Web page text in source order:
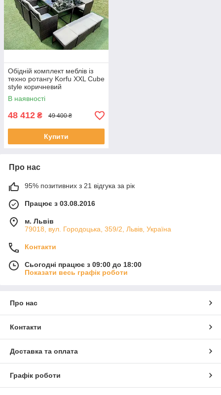
Обідній комплект меблів із
техно ротангу Korfu XXL Cube
style коричневий
В наявності
48 412 ₴ 49 400 ₴
Купити
Про нас
95% позитивних з 21 відгука за рік
Працює з 03.08.2016
м. Львів
79018, вул. Городоцька, 359/2, Львів, Україна
Контакти
Сьогодні працює з 09:00 до 18:00
Показати весь графік роботи
Про нас
Контакти
Доставка та оплата
Графік роботи